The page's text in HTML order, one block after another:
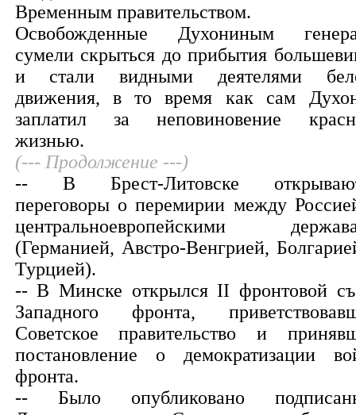
Временным правительством.
Освобожденные Духониным
сумели скрыться до прибытия
и стали видными деятелями
движения, в то время как сам
заплатил за неповиновение
жизнью.
(--- Продолжение ---)
-- В Брест-Литовске
переговоры о перемирии между
центральноевропейскими
(Германией, Австро-Венгрией,
Турцией).
-- В Минске открылся II фронтовой
Западного фронта,
Советское правительство и
постановление о демократизации
фронта.
-- Было опубликовано